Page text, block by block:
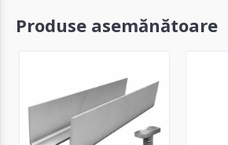
Produse asemănătoare